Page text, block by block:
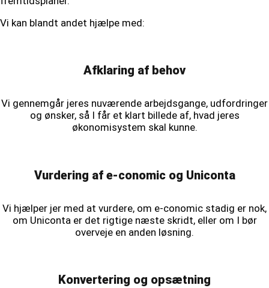
Vi kan blandt andet hjælpe med:
Afklaring af behov
Vi gennemgår jeres nuværende arbejdsgange, udfordringer
og ønsker, så I får et klart billede af, hvad jeres
økonomisystem skal kunne.
Vurdering af e-conomic og Uniconta
Vi hjælper jer med at vurdere, om e-conomic stadig er nok,
om Uniconta er det rigtige næste skridt, eller om I bør
overveje en anden løsning.
Konvertering og opsætning